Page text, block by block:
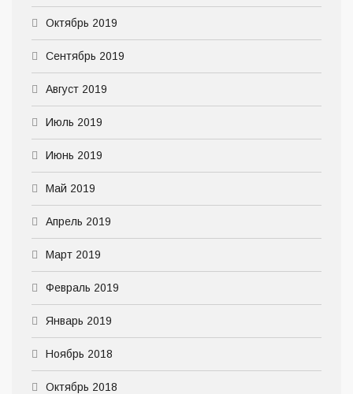
Октябрь 2019
Сентябрь 2019
Август 2019
Июль 2019
Июнь 2019
Май 2019
Апрель 2019
Март 2019
Февраль 2019
Январь 2019
Ноябрь 2018
Октябрь 2018